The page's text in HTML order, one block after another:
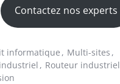
Contactez nos experts
informatique
Multi-sites
Routeur industriel